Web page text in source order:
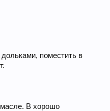
поместить в
В хорошо